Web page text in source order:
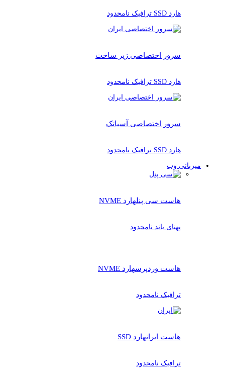
هارد SSD ترافیک نامحدود
سرور اختصاصی زیر ساخت
هارد SSD ترافیک نامحدود
سرور اختصاصی آسیاتک
هارد SSD ترافیک نامحدود
میزبانی وب
هاست سی پنلهارد NVME
پهنای باند نامحدود
هاست وردپرسهارد NVME
ترافیک نامحدود
هاست ایرانهارد SSD
ترافیک نامحدود